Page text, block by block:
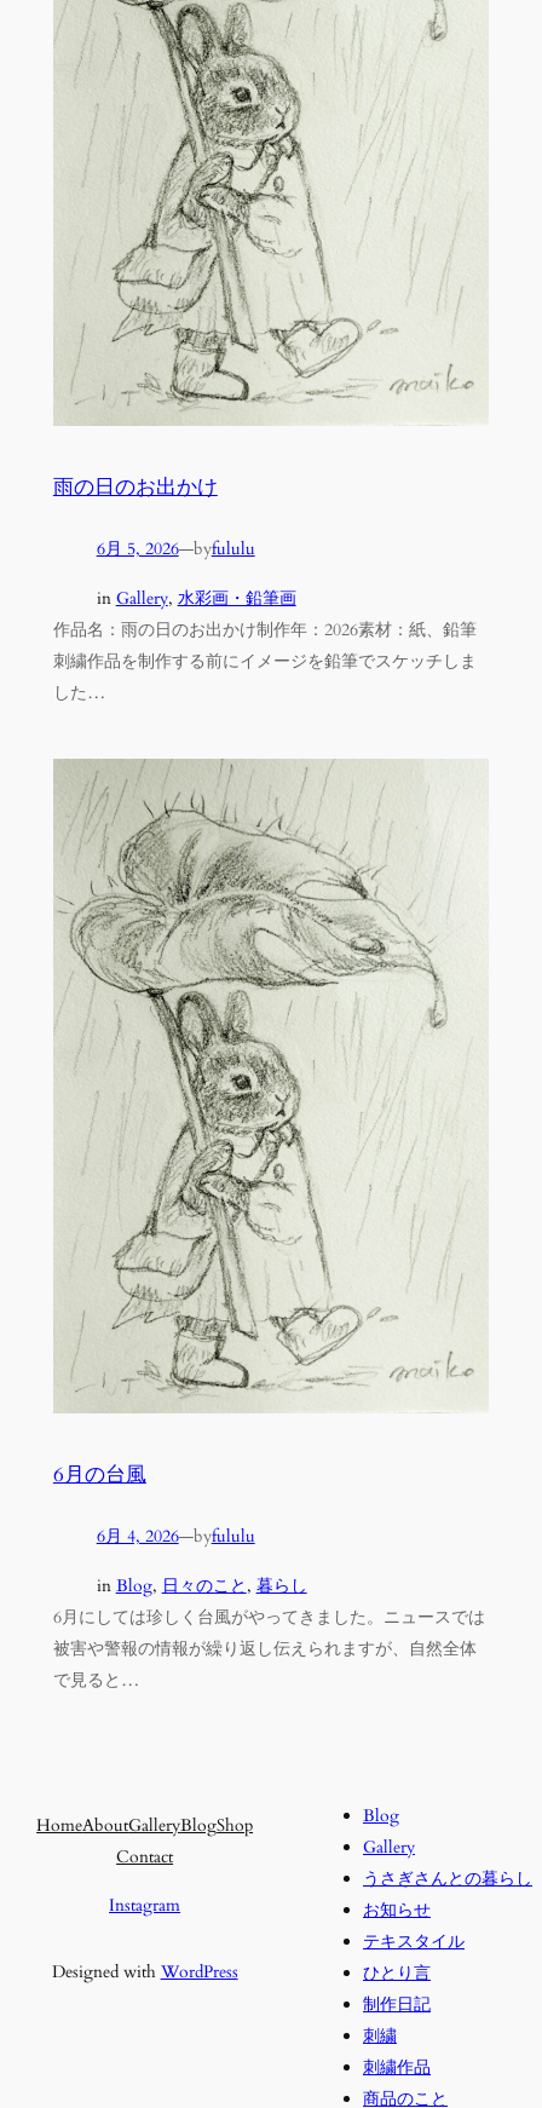
雨の日のお出かけ
6月 5, 2026—byfululu
in Gallery, 水彩画・鉛筆画
作品名：雨の日のお出かけ制作年：2026素材：紙、鉛筆
刺繍作品を制作する前にイメージを鉛筆でスケッチしま
した…
6月の台風
6月 4, 2026—byfululu
in Blog, 日々のこと , 暮らし
6月にしては珍しく台風がやってきました。ニュースでは
被害や警報の情報が繰り返し伝えられますが、自然全体
で見ると…
Blog
Gallery
うさぎさんとの暮らし
お知らせ
テキスタイル
ひとり言
制作日記
刺繍
刺繍作品
商品のこと
HomeAboutGalleryBlogShop
Contact
Instagram
Designed with WordPress